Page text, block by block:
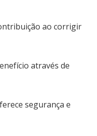
ao corrigir
através de
segurança e